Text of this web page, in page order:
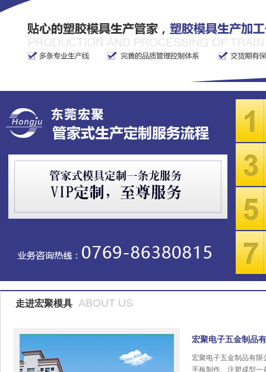
走进宏聚模具 ABOUT US
宏聚电子五金制品
宏聚电子五金制品有限
手板制作、注塑成型一